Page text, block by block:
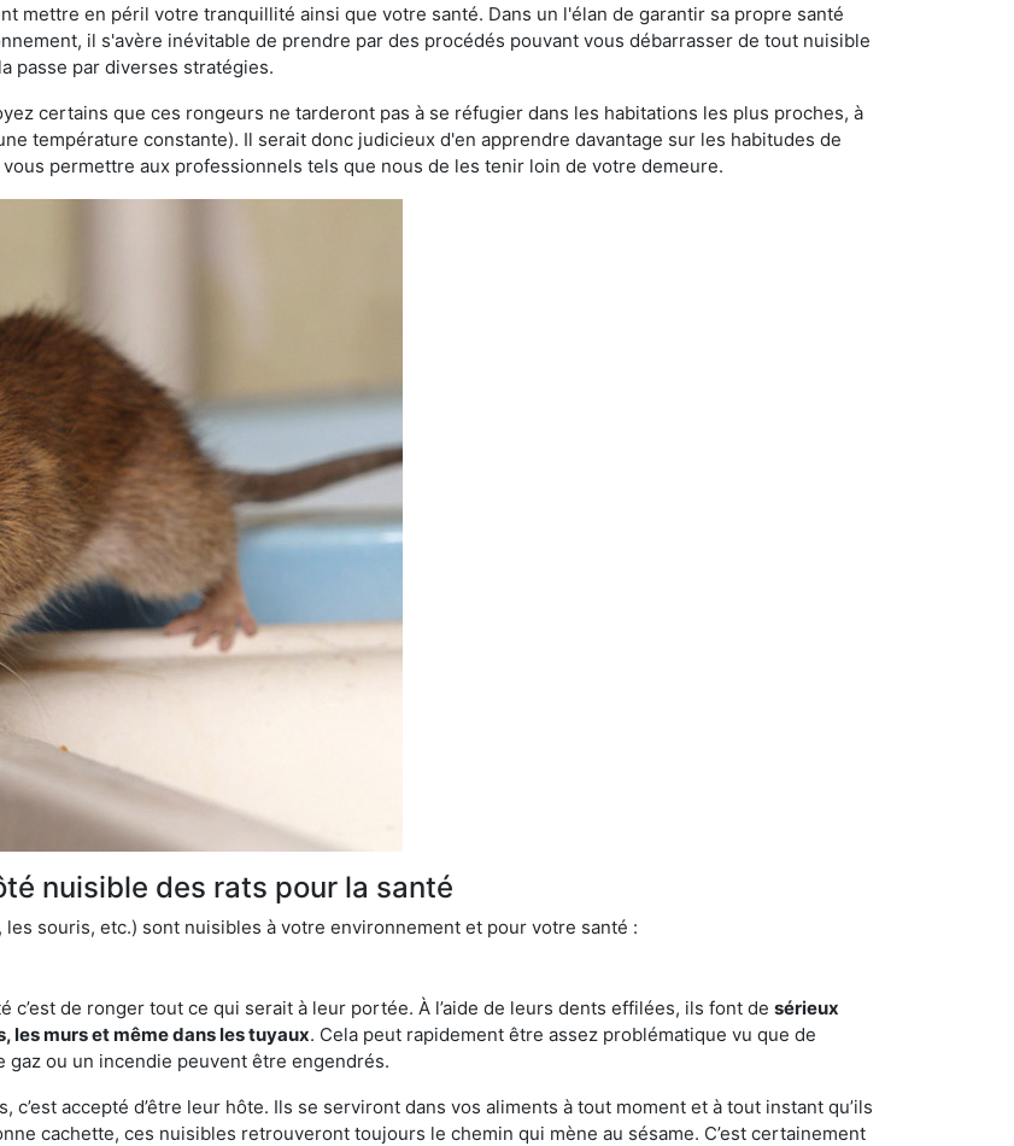
mettre en péril votre tranquillité ainsi que votre santé. Dans un l'élan de garantir sa propre santé
il s'avère inévitable de prendre par des procédés pouvant vous débarrasser de tout nuisible
passe par diverses stratégies.
certains que ces rongeurs ne tarderont pas à se réfugier dans les habitations les plus proches, à
température constante). Il serait donc judicieux d'en apprendre davantage sur les habitudes de
permettre aux professionnels tels que nous de les tenir loin de votre demeure.
nuisible des rats pour la santé
les souris, etc.) sont nuisibles à votre environnement et pour votre santé :
de ronger tout ce qui serait à leur portée. À l’aide de leurs dents effilées, ils font de sérieux
les murs et même dans les tuyaux. Cela peut rapidement être assez problématique vu que de
ou un incendie peuvent être engendrés.
c’est accepté d’être leur hôte. Ils se serviront dans vos aliments à tout moment et à tout instant qu’ils
cachette, ces nuisibles retrouveront toujours le chemin qui mène au sésame. C’est certainement